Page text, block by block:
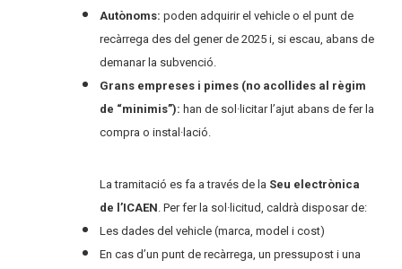
Autònoms: poden adquirir el vehicle o el punt de
recàrrega des del gener de 2025 i, si escau, abans de
demanar la subvenció.
Grans empreses i pimes (no acollides al règim
de “minimis”): han de sol·licitar l’ajut abans de fer la
compra o instal·lació.
La tramitació es fa a través de la Seu electrònica
de l’ICAEN . Per fer la sol·licitud, caldrà disposar de:
Les dades del vehicle (marca, model i cost)
En cas d’un punt de recàrrega, un pressupost i una